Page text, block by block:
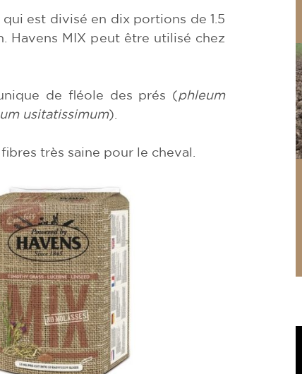
est divisé en dix portions de 1.5
Havens MIX peut être utilisé chez
de fléole des prés (phleum
usitatissimum).
très saine pour le cheval.